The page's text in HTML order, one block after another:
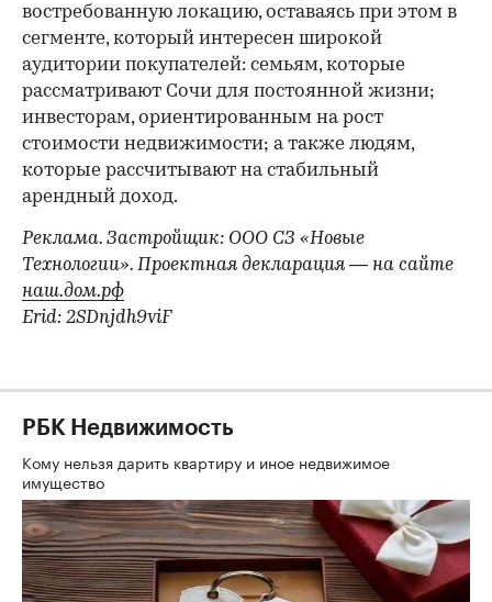
востребованную локацию, оставаясь при этом в
сегменте, который интересен широкой
аудитории покупателей: семьям, которые
рассматривают Сочи для постоянной жизни;
инвесторам, ориентированным на рост
стоимости недвижимости; а также людям,
которые рассчитывают на стабильный
арендный доход.
Реклама. Застройщик: ООО СЗ «Новые
Технологии». Проектная декларация — на сайте
наш.дом.рф
Erid: 2SDnjdh9viF
РБК Недвижимость
Кому нельзя дарить квартиру и иное недвижимое
имущество